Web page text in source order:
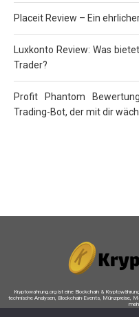
Placeit Review – Ein
Luxkonto Review: Was
Trader?
Profit Phantom
Trading-Bot, der mit dir
Kryptowahrung.org ist eine Blockchain &
technische Analysen, Blockchain-Events, Münzpreise,